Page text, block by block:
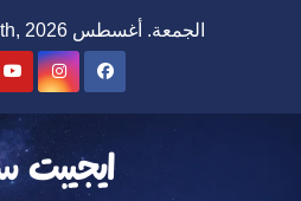
الجمعة. أغسطس 7th, 2026
ايجيبت